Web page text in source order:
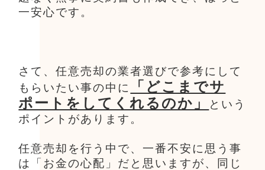
一安心です。
さて、任意売却の業者選びで参考にして
もらいたい事の中に
「どこまでサ
ポートをしてくれるのか」
という
ポイントがあります。
任意売却を行う中で、一番不安に思う事
は「お金の心配」だと思いますが、同じ